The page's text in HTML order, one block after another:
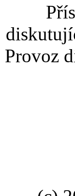
Provoz